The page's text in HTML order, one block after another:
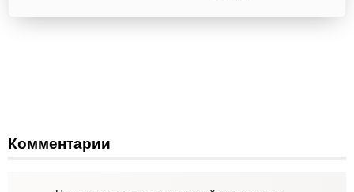
Комментарии